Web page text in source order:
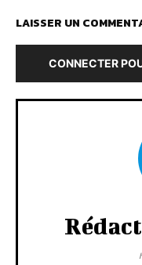
LAISSER UN
CONNECTER